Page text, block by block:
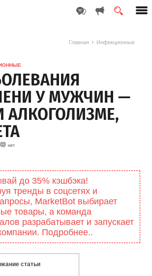
Главная Инфекционные
У МУЖЧИН —
АЛКОГОЛИЗМЕ,
нет
до 35% кэшбэка!
тренды в соцсетях и
MarketBоt выбирает
товары, а команда
разрабатывает и запускает
Подробнее..
статьи